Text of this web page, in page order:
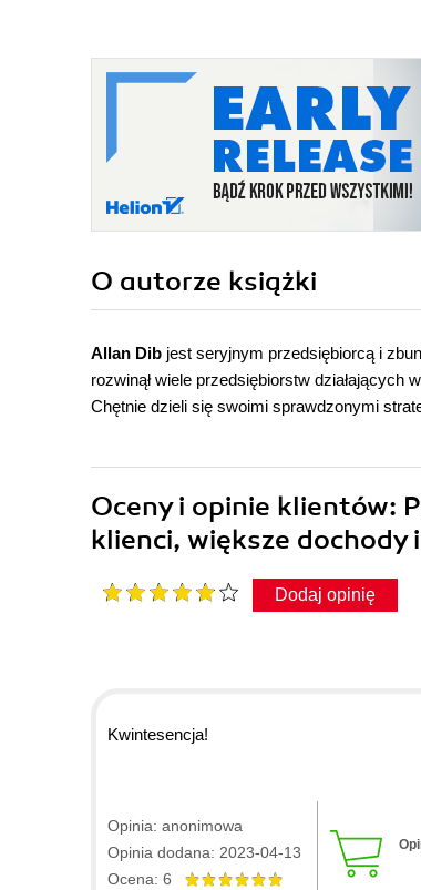
O autorze książki
Allan Dib jest seryjnym przedsiębiorcą i
rozwinął wiele przedsiębiorstw
Chętnie dzieli się swoimi sprawdzonymi
Oceny i opinie klientów:
klienci, większe
Dodaj opinię
Kwintesencja!
Opinia: anonimowa
Opinia dodana: 2023-04-13
Ocena: 6